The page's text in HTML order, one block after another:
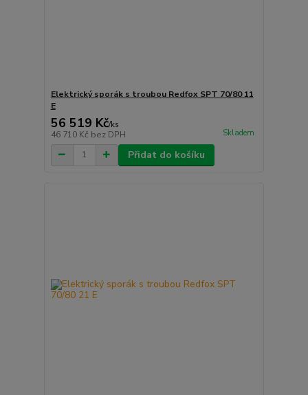
Elektrický sporák s troubou Redfox SPT 70/80 11
E
56 519 Kč/ks
46 710 Kč bez DPH Skladem
Přidat do košíku